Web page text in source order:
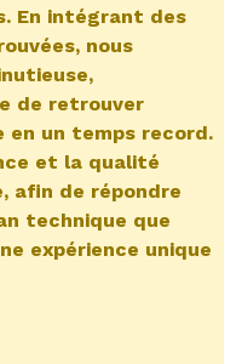
En intégrant des
nous
de retrouver
un temps record.
et la qualité
afin de répondre
technique que
expérience unique